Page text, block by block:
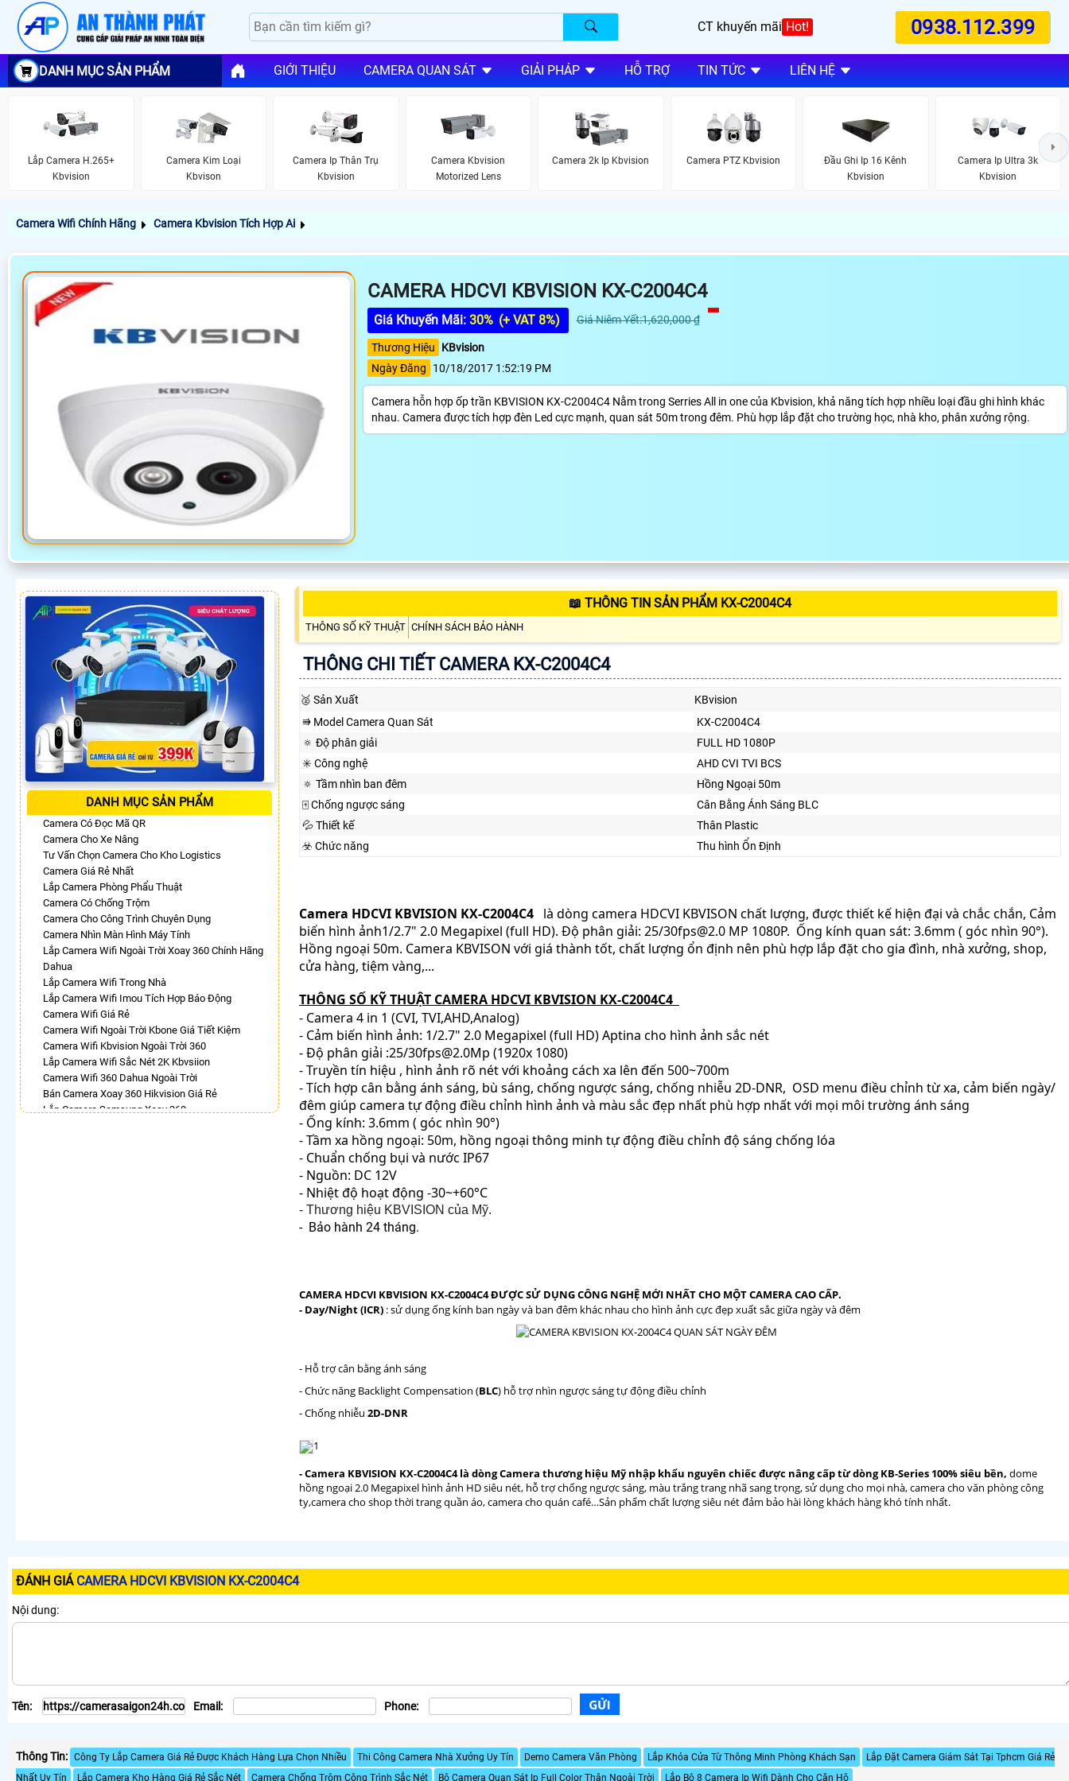
CT khuyến mãi Hot! 0938.112.399
DANH MỤC SẢN PHẨM GIỚI THIỆU CAMERA QUAN SÁT GIẢI PHÁP HỖ TRỢ TIN TỨC LIÊN HỆ
Lắp Camera H.265+
Kbvision
Camera Kim Loại
Kbvison
Camera Ip Thân Trụ
Kbvision
Camera Kbvision
Motorized Lens
Camera 2k Ip Kbvision Camera PTZ Kbvision
Đầu Ghi Ip 16 Kênh
Kbvision
Camera Ip Ultra 3k
Kbvision
Camera Wifi Chính Hãng Camera Kbvision Tích Hợp Ai
CAMERA HDCVI KBVISION KX-C2004C4
Giá Khuyến Mãi: 30% (+ VAT 8%) Giá Niêm Yết:1,620,000 ₫
Thương Hiệu
KBvision
Ngày Đăng
10/18/2017 1:52:19 PM
Camera hỗn hợp ốp trần KBVISION KX-C2004C4 Nằm trong Serries All in one của Kbvision, khả năng tích hợp nhiều loại đầu ghi hình khác
nhau. Camera được tích hợp đèn Led cực mạnh, quan sát 50m trong đêm. Phù hợp lắp đặt cho trường học, nhà kho, phân xưởng rộng.
DANH MỤC SẢN PHẨM
Camera Có Đọc Mã QR
Camera Cho Xe Nâng
Tư Vấn Chọn Camera Cho Kho Logistics
Camera Giá Rẻ Nhất
Lắp Camera Phòng Phẩu Thuật
Camera Có Chống Trộm
Camera Cho Công Trình Chuyên Dụng
Camera Nhìn Màn Hình Máy Tính
Lắp Camera Wifi Ngoài Trời Xoay 360 Chính Hãng
Dahua
Lắp Camera Wifi Trong Nhà
Lắp Camera Wifi Imou Tích Hợp Báo Động
Camera Wifi Giá Rẻ
Camera Wifi Ngoài Trời Kbone Giá Tiết Kiệm
Camera Wifi Kbvision Ngoài Trời 360
Lắp Camera Wifi Sắc Nét 2K Kbvsiion
Camera Wifi 360 Dahua Ngoài Trời
Bán Camera Xoay 360 Hikvision Giá Rẻ
Lắp Camera Samsung Xoay 360
📖 THÔNG TIN SẢN PHẨM KX-C2004C4
THÔNG SỐ KỸ THUẬT CHÍNH SÁCH BẢO HÀNH
THÔNG CHI TIẾT CAMERA KX-C2004C4
️🥈 Sản Xuất
KBvision
⭆ Model Camera Quan Sát
KX-C2004C4
🔅 Độ phân giải
FULL HD 1080P
✳️ Công nghệ
AHD CVI TVI BCS
🔅 Tầm nhìn ban đêm
Hồng Ngoại 50m
🀄 Chống ngược sáng
Cân Bằng Ánh Sáng BLC
💦 Thiết kế
Thân Plastic
☣️ Chức năng
Thu hình Ổn Định
Camera HDCVI KBVISION KX-C2004C4 là dòng camera HDCVI KBVISON chất lượng, được thiết kế hiện đại và chắc chắn, Cảm
biến hình ảnh1/2.7" 2.0 Megapixel (full HD). Độ phân giải: 25/30fps@2.0 MP 1080P. Ống kính quan sát: 3.6mm ( góc nhìn 90°).
Hồng ngoại 50m. Camera KBVISON với giá thành tốt, chất lượng ổn định nên phù hợp lắp đặt cho gia đình, nhà xưởng, shop,
cửa hàng, tiệm vàng,...
THÔNG SỐ KỸ THUẬT CAMERA HDCVI KBVISION KX-C2004C4
- Camera 4 in 1 (CVI, TVI,AHD,Analog)
- Cảm biến hình ảnh: 1/2.7" 2.0 Megapixel (full HD) Aptina cho hình ảnh sắc nét
- Độ phân giải :25/30fps@2.0Mp (1920x 1080)
- Truyền tín hiệu , hình ảnh rõ nét với khoảng cách xa lên đến 500~700m
- Tích hợp cân bằng ánh sáng, bù sáng, chống ngược sáng, chống nhiễu 2D-DNR, OSD menu điều chỉnh từ xa, cảm biến ngày/
đêm giúp camera tự động điều chỉnh hình ảnh và màu sắc đẹp nhất phù hợp nhất với mọi môi trường ánh sáng
- Ống kính: 3.6mm ( góc nhìn 90°)
- Tầm xa hồng ngoại: 50m, hồng ngoại thông minh tự động điều chỉnh độ sáng chống lóa
- Chuẩn chống bụi và nước IP67
- Nguồn: DC 12V
- Nhiệt độ hoạt động -30~+60°C
- Thương hiệu KBVISION của Mỹ.
- Bảo hành 24 tháng.
CAMERA HDCVI KBVISION KX-C2004C4 ĐƯỢC SỬ DỤNG CÔNG NGHỆ MỚI NHẤT CHO MỘT CAMERA CAO CẤP.
- Day/Night (ICR) : sử dụng ống kính ban ngày và ban đêm khác nhau cho hình ảnh cực đẹp xuất sắc giữa ngày và đêm
- Hỗ trợ cân bằng ánh sáng
- Chức năng Backlight Compensation (BLC) hỗ trợ nhìn ngược sáng tự động điều chỉnh
- Chống nhiễu 2D-DNR
1
- Camera KBVISION KX-C2004C4 là dòng Camera thương hiệu Mỹ nhập khẩu nguyên chiếc được nâng cấp từ dòng KB-Series 100% siêu bền, dome
hồng ngoại 2.0 Megapixel hình ảnh HD siêu nét, hỗ trợ chống ngược sáng, màu trắng trang nhã sang trọng, sử dụng cho mọi nhà, camera cho văn phòng công
ty,camera cho shop thời trang quần áo, camera cho quán café…Sản phẩm chất lượng siêu nét đảm bảo hài lòng khách hàng khó tính nhất.
ĐÁNH GIÁ CAMERA HDCVI KBVISION KX-C2004C4
Nội dung:
Tên: Email: Phone:
Thông Tin: Công Ty Lắp Camera Giá Rẻ Được Khách Hàng Lựa Chọn Nhiều Thi Công Camera Nhà Xưởng Uy Tín Demo Camera Văn Phòng Lắp Khóa Cửa Từ Thông Minh Phòng Khách Sạn
Lắp Đặt Camera Giám Sát Tại Tphcm Giá Rẻ
Nhất Uy Tín
Lắp Camera Kho Hàng Giá Rẻ Sắc Nét Camera Chống Trộm Công Trình Sắc Nét Bộ Camera Quan Sát Ip Full Color Thân Ngoài Trời Lắp Bộ 8 Camera Ip Wifi Dành Cho Căn Hộ